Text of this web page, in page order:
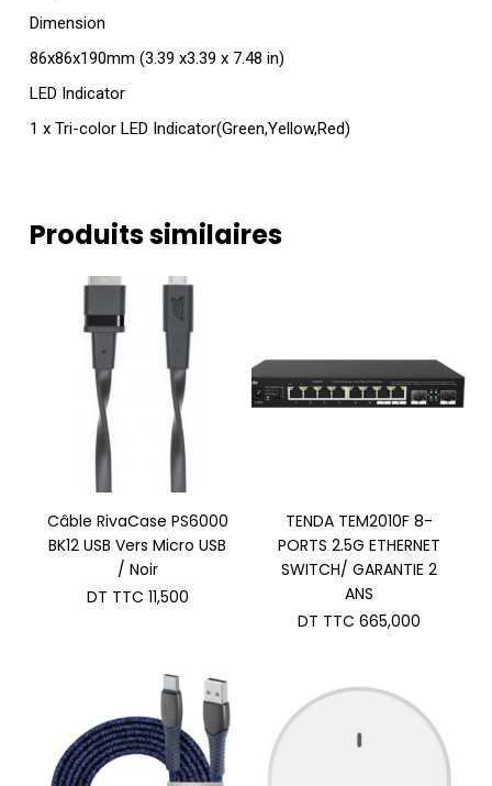
Dimension
86x86x190mm (3.39 x3.39 x 7.48 in)
LED Indicator
1 x Tri-color LED Indicator(Green,Yellow,Red)
Produits similaires
Câble RivaCase PS6000
BK12 USB Vers Micro USB
/ Noir
DT TTC 11,500
TENDA TEM2010F 8-
PORTS 2.5G ETHERNET
SWITCH/ GARANTIE 2
ANS
DT TTC 665,000